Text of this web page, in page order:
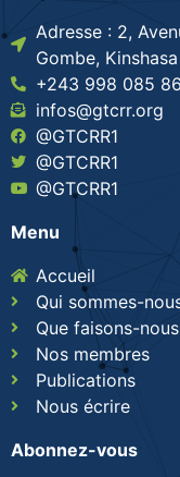
Adresse : 2,
Gombe,
+243 998 085
infos@gtcrr.org
@GTCRR1
@GTCRR1
@GTCRR1
Menu
Accueil
Qui sommes-
Que faisons-nous
Nos membres
Publications
Nous écrire
Abonnez-vous